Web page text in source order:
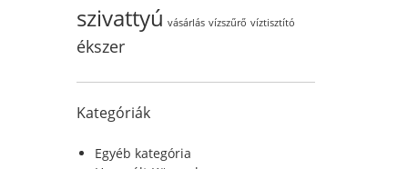
szivattyú vásárlás vízszűrő víztisztító
ékszer
Kategóriák
Egyéb kategória